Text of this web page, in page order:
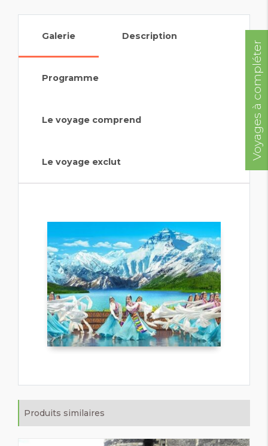
Galerie Description
Programme
Le voyage comprend
Le voyage exclut
Produits similaires
Voyages à compléter